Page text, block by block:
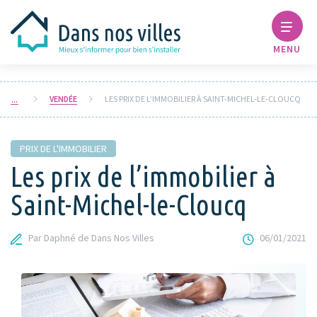
MENU
VENDÉE LES PRIX DE L’IMMOBILIER À SAINT-MICHEL-LE-CLOUCQ
PRIX DE L'IMMOBILIER
Les prix de l’immobilier à
Saint-Michel-le-Cloucq
Par Daphné de Dans Nos Villes 06/01/2021